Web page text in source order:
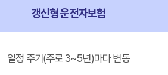
갱신형 운전자보험
일정 주기(주로 3~5년)마다 변동